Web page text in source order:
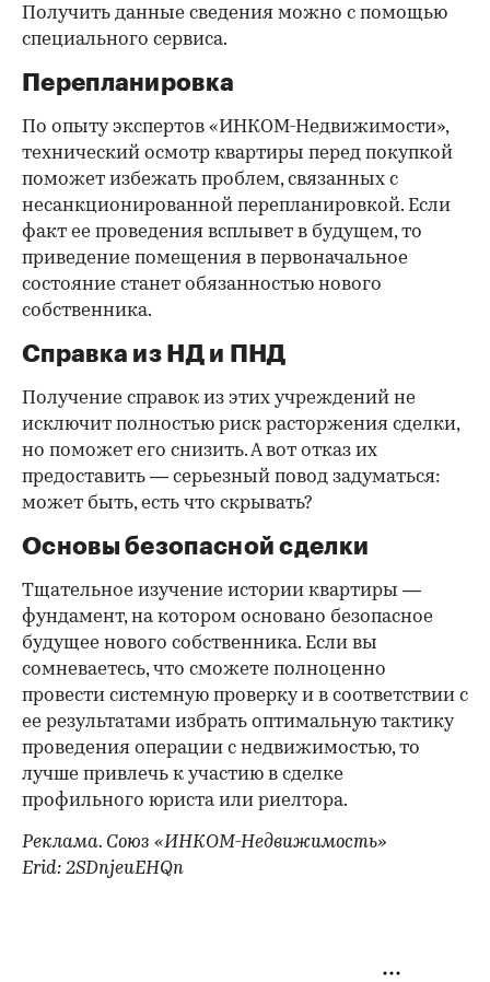
Получить данные сведения можно с помощью
специального сервиса.
Перепланировка
По опыту экспертов «ИНКОМ-Недвижимости»,
технический осмотр квартиры перед покупкой
поможет избежать проблем, связанных с
несанкционированной перепланировкой. Если
факт ее проведения всплывет в будущем, то
приведение помещения в первоначальное
состояние станет обязанностью нового
собственника.
Справка из НД и ПНД
Получение справок из этих учреждений не
исключит полностью риск расторжения сделки,
но поможет его снизить. А вот отказ их
предоставить — серьезный повод задуматься:
может быть, есть что скрывать?
Основы безопасной сделки
Тщательное изучение истории квартиры —
фундамент, на котором основано безопасное
будущее нового собственника. Если вы
сомневаетесь, что сможете полноценно
провести системную проверку и в соответствии с
ее результатами избрать оптимальную тактику
проведения операции с недвижимостью, то
лучше привлечь к участию в сделке
профильного юриста или риелтора.
Реклама. Союз «ИНКОМ-Недвижимость»
Erid: 2SDnjeuEHQn